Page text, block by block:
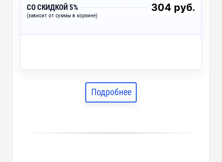
СО СКИДКОЙ 5%
(зависит от суммы в корзине)
304 руб.
Подробнее